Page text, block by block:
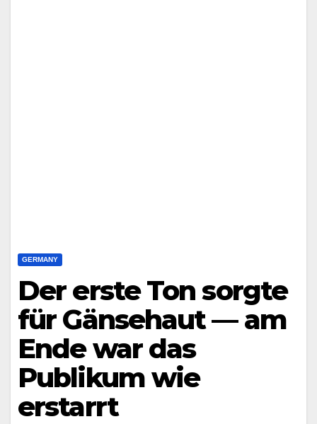
GERMANY
Der erste Ton sorgte
für Gänsehaut — am
Ende war das
Publikum wie
erstarrt